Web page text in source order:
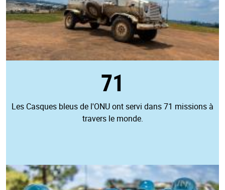
71
Les Casques bleus de l'ONU ont servi dans 71 missions à
travers le monde.